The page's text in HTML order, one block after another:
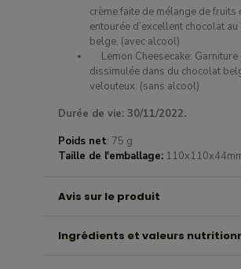
crème faite de mélange de fruits
entourée d’excellent chocolat
belge. (avec alcool)
Lemon Cheesecake: Garniture
dissimulée dans du chocolat
velouteux. (sans alcool)
Durée de vie: 30/11/2022.
Poids net: 75 g
Taille de l'emballage:
Avis sur le produit
Ingrédients et valeurs